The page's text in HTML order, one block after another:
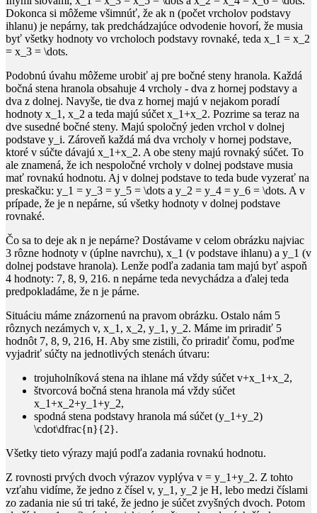
Dokonca si môžeme všimnúť, že ak n (počet vrcholov podstavy
ihlanu) je nepárny, tak predchádzajúce odvodenie hovorí, že musia
byť všetky hodnoty vo vrcholoch podstavy rovnaké, teda x_1 = x_2
= x_3 = \dots.
Podobnú úvahu môžeme urobiť aj pre bočné steny hranola. Každá
bočná stena hranola obsahuje 4 vrcholy - dva z hornej podstavy a
dva z dolnej. Navyše, tie dva z hornej majú v nejakom poradí
hodnoty x_1, x_2 a teda majú súčet x_1+x_2. Pozrime sa teraz na
dve susedné bočné steny. Majú spoločný jeden vrchol v dolnej
podstave y_i. Zároveň každá má dva vrcholy v hornej podstave,
ktoré v súčte dávajú x_1+x_2. A obe steny majú rovnaký súčet. To
ale znamená, že ich nespoločné vrcholy v dolnej podstave musia
mať rovnakú hodnotu. Aj v dolnej podstave to teda bude vyzerať na
preskačku: y_1 = y_3 = y_5 = \dots a y_2 = y_4 = y_6 = \dots. A v
prípade, že je n nepárne, sú všetky hodnoty v dolnej podstave
rovnaké.
Čo sa to deje ak n je nepárne? Dostávame v celom obrázku najviac
3 rôzne hodnoty v (úplne navrchu), x_1 (v podstave ihlanu) a y_1 (v
dolnej podstave hranola). Lenže podľa zadania tam majú byť aspoň
4 hodnoty: 7, 8, 9, 216. n nepárne teda nevychádza a ďalej teda
predpokladáme, že n je párne.
Situáciu máme znázornenú na pravom obrázku. Ostalo nám 5
rôznych nezámych v, x_1, x_2, y_1, y_2. Máme im priradiť 5
hodnôt 7, 8, 9, 216, H. Aby sme zistili, čo priradiť čomu, poďme
vyjadriť súčty na jednotlivých stenách útvaru:
trojuholníková stena na ihlane má vždy súčet v+x_1+x_2,
štvorcová bočná stena hranola má vždy súčet
x_1+x_2+y_1+y_2,
spodná stena podstavy hranola má súčet (y_1+y_2)
\cdot\dfrac{n}{2}.
Všetky tieto výrazy majú podľa zadania rovnakú hodnotu.
Z rovnosti prvých dvoch výrazov vyplýva v = y_1+y_2. Z tohto
vzťahu vidíme, že jedno z čísel v, y_1, y_2 je H, lebo medzi číslami
zo zadania nie sú tri také, že jedno je súčet zvyšných dvoch. Potom